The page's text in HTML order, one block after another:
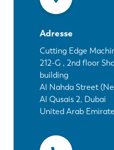
Adresse
Cutting Edge
212-G , 2nd floor
building
Al Nahda Street
Al Qusais 2, Dubai
United Arab
Découvrez LVD
Témoignages
Événements
Centre des ressources
Secteurs et solutions
Carrières